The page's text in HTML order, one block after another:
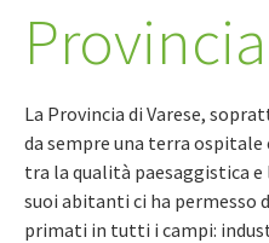
La Provincia di Varese,
da sempre una terra
tra la qualità paesaggistica
suoi abitanti ci ha permesso
primati in tutti i campi: